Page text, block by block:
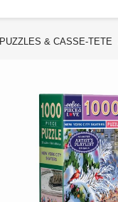
PUZZLES & CASSE-TETE